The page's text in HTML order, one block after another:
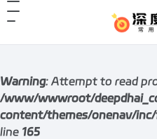
Warning: Attempt to read
/www/wwwroot/
content/themes/onenav/
line 165